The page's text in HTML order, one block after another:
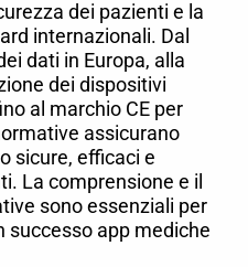
dei pazienti e la
internazionali. Dal
dati in Europa, alla
dei dispositivi
al marchio CE per
assicurano
sicure, efficaci e
La comprensione e il
sono essenziali per
successo app mediche